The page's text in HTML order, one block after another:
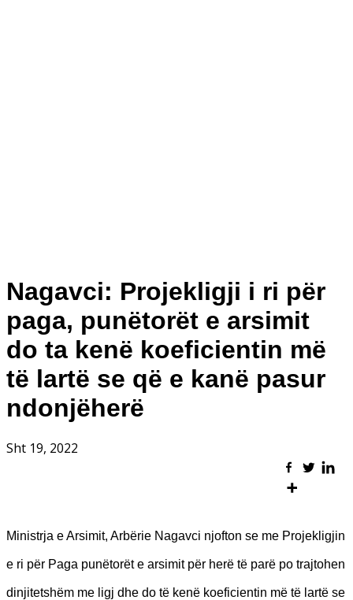
Nagavci: Projekligji i ri për
paga, punëtorët e arsimit
do ta kenë koeficientin më
të lartë se që e kanë pasur
ndonjëherë
Sht 19, 2022
Ministrja e Arsimit, Arbërie Nagavci njofton se me Projekligjin
e ri për Paga punëtorët e arsimit për herë të parë po trajtohen
dinjitetshëm me ligj dhe do të kenë koeficientin më të lartë se